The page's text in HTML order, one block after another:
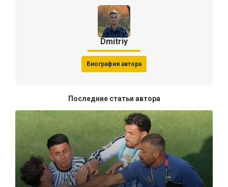
Dmitriy
Биография автора
Последние статьи автора